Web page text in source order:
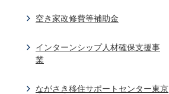
空き家改修費等補助金
インターンシップ人材確保支援事
業
ながさき移住サポートセンター東京